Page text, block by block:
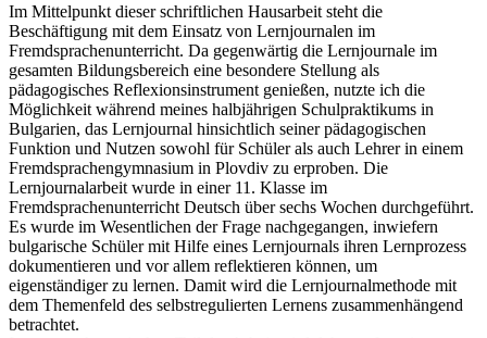
Im Mittelpunkt dieser schriftlichen Hausarbeit steht die
Beschäftigung mit dem Einsatz von Lernjournalen im
Fremdsprachenunterricht. Da gegenwärtig die Lernjournale im
gesamten Bildungsbereich eine besondere Stellung als
pädagogisches Reflexionsinstrument genießen, nutzte ich die
Möglichkeit während meines halbjährigen Schulpraktikums in
Bulgarien, das Lernjournal hinsichtlich seiner pädagogischen
Funktion und Nutzen sowohl für Schüler als auch Lehrer in einem
Fremdsprachengymnasium in Plovdiv zu erproben. Die
Lernjournalarbeit wurde in einer 11. Klasse im
Fremdsprachenunterricht Deutsch über sechs Wochen durchgeführt.
Es wurde im Wesentlichen der Frage nachgegangen, inwiefern
bulgarische Schüler mit Hilfe eines Lernjournals ihren Lernprozess
dokumentieren und vor allem reflektieren können, um
eigenständiger zu lernen. Damit wird die Lernjournalmethode mit
dem Themenfeld des selbstregulierten Lernens zusammenhängend
betrachtet.